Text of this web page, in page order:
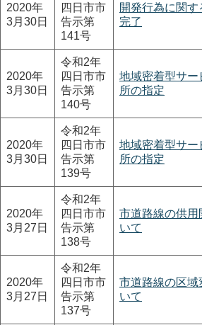
2020年
3月30日
四日市市
告示第
141号
開発行為に関す
完了
2020年
3月30日
令和2年
四日市市
告示第
140号
地域密着型サー
所の指定
2020年
3月30日
令和2年
四日市市
告示第
139号
地域密着型サー
所の指定
2020年
3月27日
令和2年
四日市市
告示第
138号
市道路線の供用
いて
2020年
3月27日
令和2年
四日市市
告示第
137号
市道路線の区域
いて